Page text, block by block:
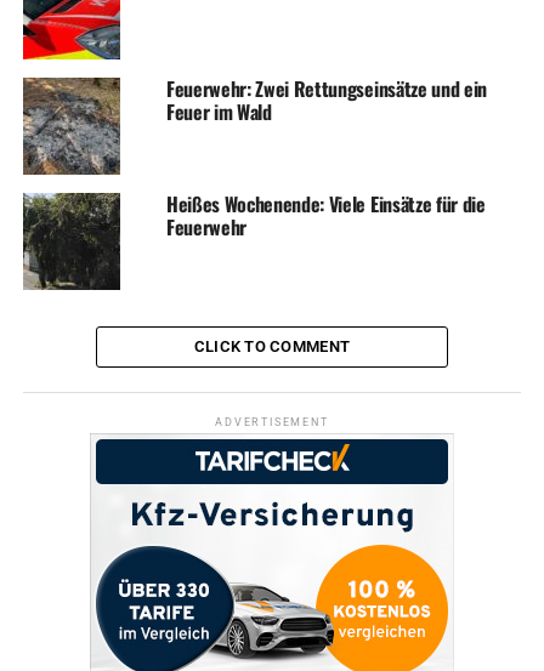
Feuerwehr: Zwei Rettungseinsätze und ein
Feuer im Wald
Heißes Wochenende: Viele Einsätze für die
Feuerwehr
CLICK TO COMMENT
ADVERTISEMENT